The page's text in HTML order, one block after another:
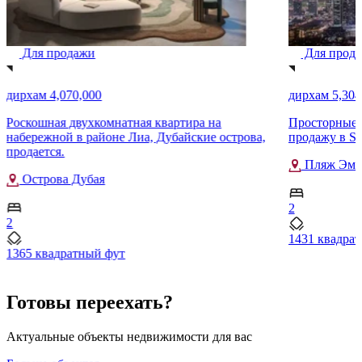
Для продажи
дирхам 4,070,000
Роскошная двухкомнатная квартира на
набережной в районе Лиа, Дубайские острова,
продается.
Острова Дубая
2
1365 квадратный фут
Для
дирхам
Просторные
продажу в
Пляж
2
1431
Готовы переехать?
Актуальные объекты недвижимости для вас